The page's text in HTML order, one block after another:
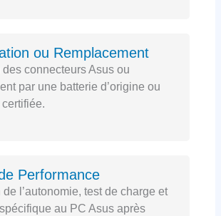
ou Remplacement
des connecteurs Asus ou
par une batterie d’origine ou
Performance
l’autonomie, test de charge et
au PC Asus après